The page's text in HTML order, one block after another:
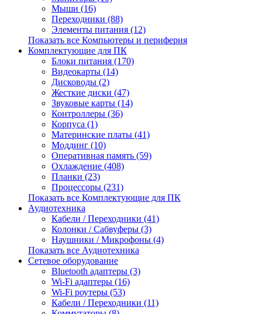
Мыши (16)
Переходники (88)
Элементы питания (12)
Показать все Компьютеры и периферия
Комплектующие для ПК
Блоки питания (170)
Видеокарты (14)
Дисководы (2)
Жесткие диски (47)
Звуковые карты (14)
Контроллеры (36)
Корпуса (1)
Материнские платы (41)
Моддинг (10)
Оперативная память (59)
Охлаждение (408)
Планки (23)
Процессоры (231)
Показать все Комплектующие для ПК
Аудиотехника
Кабели / Переходники (41)
Колонки / Сабвуферы (3)
Наушники / Микрофоны (4)
Показать все Аудиотехника
Сетевое оборудование
Bluetooth адаптеры (3)
Wi-Fi адаптеры (16)
Wi-Fi роутеры (53)
Кабели / Переходники (11)